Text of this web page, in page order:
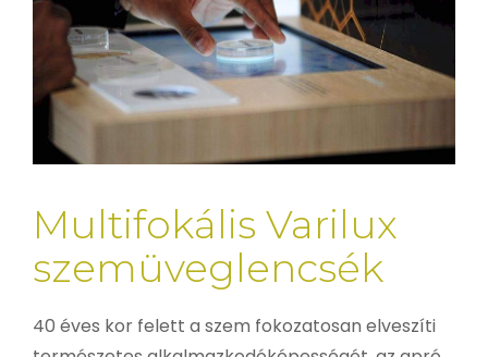
Multifokális Varilux
szemüveglencsék
40 éves kor felett a szem fokozatosan elveszíti